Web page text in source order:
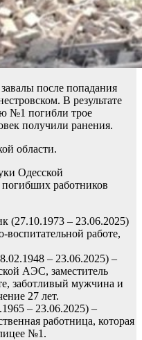
после попадания
В результате
№1 погибли трое
получили ранения.
области.
Одесской
работников
(27.10.1973 – 23.06.2025)
воспитательной работе,
– 23.06.2025) –
АЭС, заместитель
заботливый мужчина и
27 лет.
– 23.06.2025) –
работница, которая
№1.